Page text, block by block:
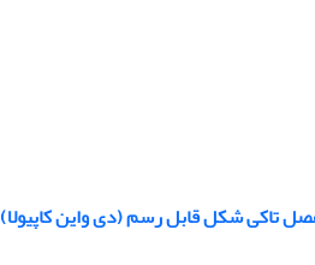
تاکی شکل قابل رسم (دی واین کاپیولا)